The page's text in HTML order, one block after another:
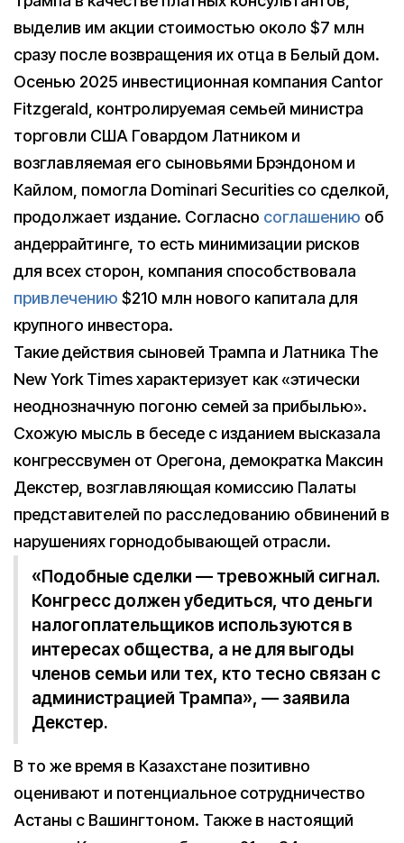
выделив им акции стоимостью около $7 млн
сразу после возвращения их отца в Белый дом.
Осенью 2025 инвестиционная компания Cantor
Fitzgerald, контролируемая семьей министра
торговли США Говардом Латником и
возглавляемая его сыновьями Брэндоном и
Кайлом, помогла Dominari Securities со сделкой,
продолжает издание. Согласно соглашению об
андеррайтинге, то есть минимизации рисков
для всех сторон, компания способствовала
привлечению $210 млн нового капитала для
крупного инвестора.
Такие действия сыновей Трампа и Латника The
New York Times характеризует как «этически
неоднозначную погоню семей за прибылью».
Схожую мысль в беседе с изданием высказала
конгрессвумен от Орегона, демократка Максин
Декстер, возглавляющая комиссию Палаты
представителей по расследованию обвинений в
нарушениях горнодобывающей отрасли.
«Подобные сделки — тревожный сигнал.
Конгресс должен убедиться, что деньги
налогоплательщиков используются в
интересах общества, а не для выгоды
членов семьи или тех, кто тесно связан с
администрацией Трампа», — заявила
Декстер.
В то же время в Казахстане позитивно
оценивают и потенциальное сотрудничество
Астаны с Вашингтоном. Также в настоящий